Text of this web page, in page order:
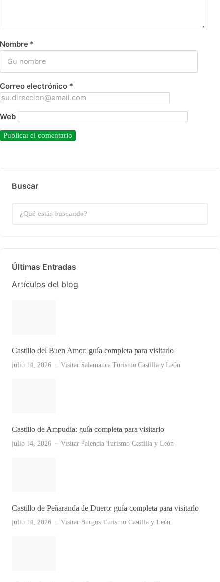
Nombre *
Correo electrónico *
Web
Buscar
Últimas Entradas
Artículos del blog
Castillo del Buen Amor: guía completa para visitarlo
julio 14, 2026 Visitar Salamanca Turismo Castilla y León
Castillo de Ampudia: guía completa para visitarlo
julio 14, 2026 Visitar Palencia Turismo Castilla y León
Castillo de Peñaranda de Duero: guía completa para visitarlo
julio 14, 2026 Visitar Burgos Turismo Castilla y León